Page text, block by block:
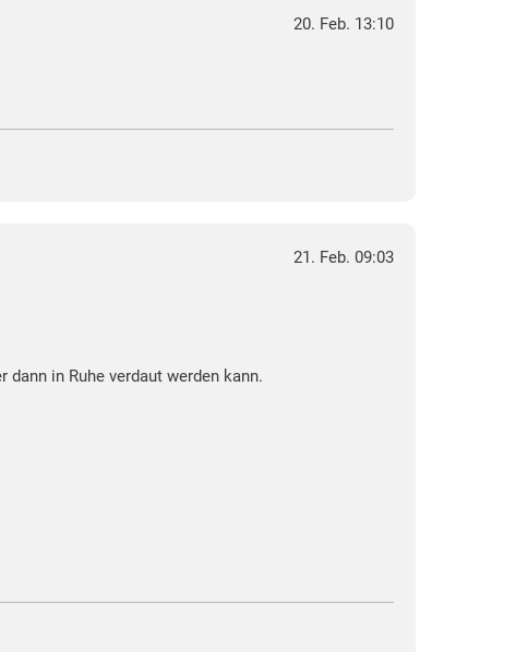
20. Feb. 13:10
21. Feb. 09:03
in Ruhe verdaut werden kann.